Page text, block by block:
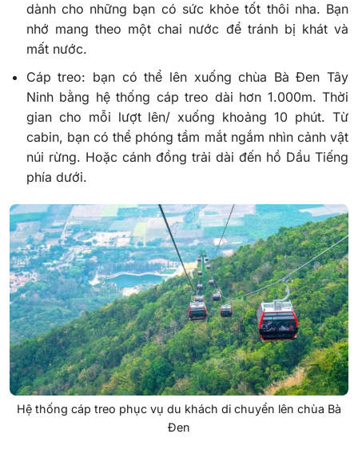
dành cho những bạn có sức khỏe tốt thôi nha. Bạn
nhớ mang theo một chai nước để tránh bị khát và
mất nước.
Cáp treo: bạn có thể lên xuống chùa Bà Đen Tây
Ninh bằng hệ thống cáp treo dài hơn 1.000m. Thời
gian cho mỗi lượt lên/ xuống khoảng 10 phút. Từ
cabin, bạn có thể phóng tầm mắt ngắm nhìn cảnh vật
núi rừng. Hoặc cánh đồng trải dài đến hồ Dầu Tiếng
phía dưới.
Hệ thống cáp treo phục vụ du khách di chuyển lên chùa Bà
Đen